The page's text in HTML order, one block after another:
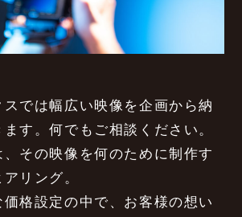
では幅広い映像を企画から納
す。何でもご相談ください。
その映像を何のために制作す
リング。
価格設定の中で、お客様の想い